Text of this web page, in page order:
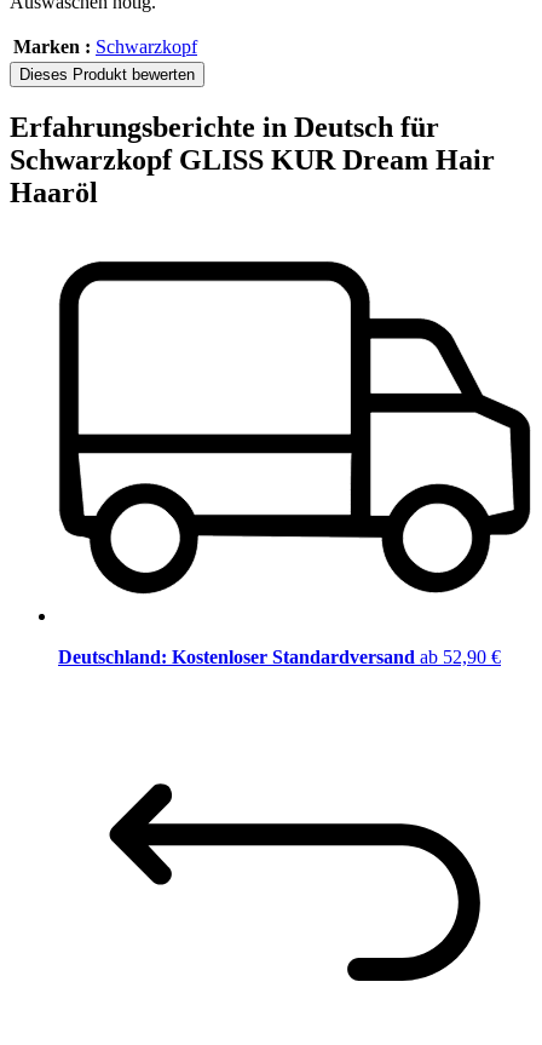
Marken : Schwarzkopf
Dieses Produkt bewerten
Erfahrungsberichte in Deutsch für
Schwarzkopf GLISS KUR Dream Hair
Haaröl
Deutschland: Kostenloser Standardversand ab 52,90 €